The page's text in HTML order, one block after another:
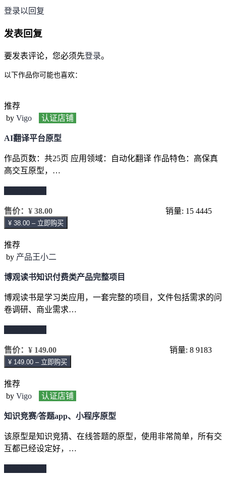
登录以回复
发表回复
要发表评论，您必须先登录。
以下作品你可能也喜欢：
推荐
by Vigo 认证店铺
AI翻译平台原型
作品页数：共25页 应用领域：自动化翻译 作品特色：高保真
高交互原型，…
售价： ¥ 38.00 销量: 15 4445
¥ 38.00 – 立即购买
推荐
by 产品王小二
博观读书知识付费类产品完整项目
博观读书是学习类应用，一套完整的项目，文件包括需求的问
卷调研、商业需求…
售价： ¥ 149.00 销量: 8 9183
¥ 149.00 – 立即购买
推荐
by Vigo 认证店铺
知识竞赛/答题app、小程序原型
该原型是知识竞猜、在线答题的原型，使用非常简单，所有交
互都已经设定好，…